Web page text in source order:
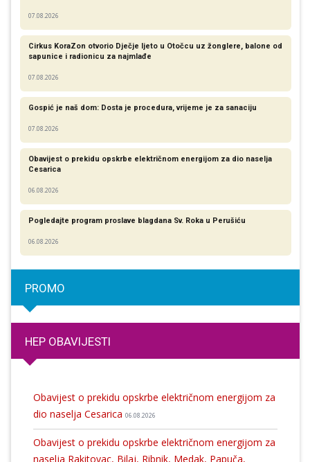
07.08.2026
Cirkus KoraZon otvorio Dječje ljeto u Otočcu uz žonglere, balone od
sapunice i radionicu za najmlađe
07.08.2026
Gospić je naš dom: Dosta je procedura, vrijeme je za sanaciju
07.08.2026
Obavijest o prekidu opskrbe električnom energijom za dio naselja
Cesarica
06.08.2026
Pogledajte program proslave blagdana Sv. Roka u Perušiću
06.08.2026
PROMO
HEP OBAVIJESTI
Obavijest o prekidu opskrbe električnom energijom za
dio naselja Cesarica 06.08.2026
Obavijest o prekidu opskrbe električnom energijom za
naselja Rakitovac, Bilaj, Ribnik, Medak, Papuča,